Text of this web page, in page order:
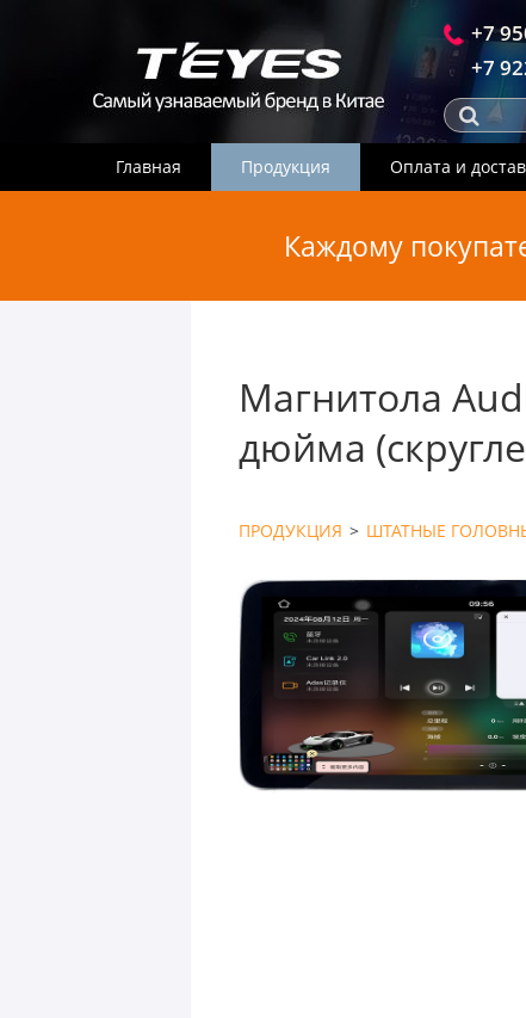
+7
+7
Главная Продукция Оплата и
Каждому
Магнитола
дюйма
ПРОДУКЦИЯ > ШТАТНЫЕ